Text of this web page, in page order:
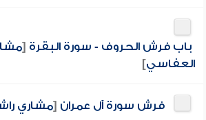
باب فرش الحروف - سورة البقرة [
العفاسي]
فرش سورة آل عمران [مشاري